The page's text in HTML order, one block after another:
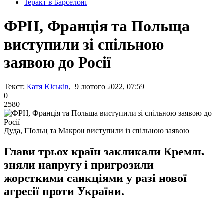
Теракт в Барселоні
ФРН, Франція та Польща
виступили зі спільною
заявою до Росії
Текст: Катя Юськів, 9 лютого 2022, 07:59
0
2580
Дуда, Шольц та Макрон виступили із спільною заявою
Глави трьох країн закликали Кремль
зняли напругу і пригрозили
жорсткими санкціями у разі нової
агресії проти України.